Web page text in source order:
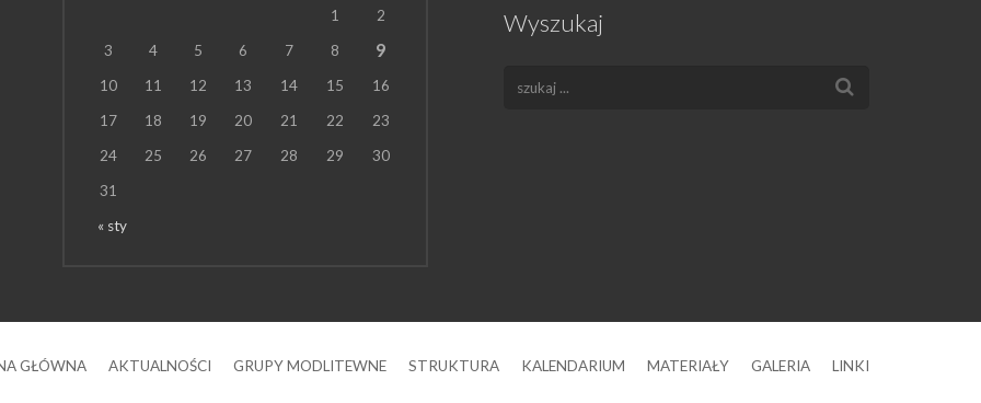
« sty
1
2
3
4 5 6 7 8 9
10 11 12 13 14 15
16
17
18 19 20 21 22
23
24
25 26 27 28 29
30
31
Wyszukaj
GŁÓWNA AKTUALNOŚCI GRUPY MODLITEWNE STRUKTURA KALENDARIUM MATERIAŁY GALERIA LINKI